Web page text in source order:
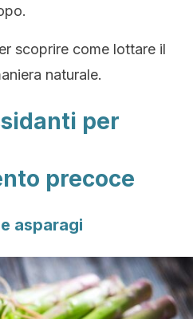
scoprire come lottare il
naturale.
per
precoce
asparagi